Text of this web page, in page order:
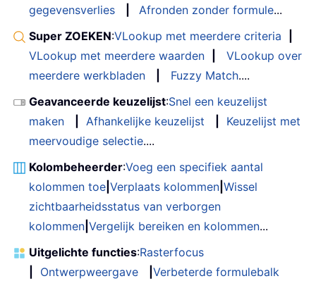
gegevensverlies
Afronden zonder formule...
Super ZOEKEN:VLookup met meerdere criteria
VLookup met meerdere waarden
VLookup over
meerdere werkbladen
Fuzzy Match....
Geavanceerde keuzelijst:Snel een keuzelijst
maken
Afhankelijke keuzelijst
Keuzelijst met
meervoudige selectie....
Kolombeheerder:Voeg een specifiek aantal
kolommen toe Verplaats kolommen Wissel
zichtbaarheidsstatus van verborgen
kolommen Vergelijk bereiken en kolommen...
Uitgelichte functies:Rasterfocus
Ontwerpweergave
Verbeterde formulebalk